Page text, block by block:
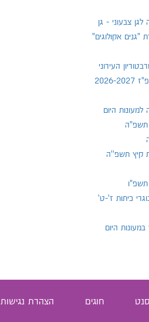
צבעוני - גן
"גנים אקולוגים"
העירוני
2027
היום
תשפ"ה
קיץ תשפ''ה
תשפ"ו
כיתות ז'-ט'
היום
חוגים הצהרת נגישות